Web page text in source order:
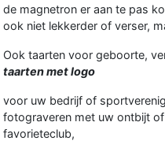
de magnetron er aan te pas
ook niet lekkerder of verser,
Ook taarten voor geboorte,
taarten met logo
voor uw bedrijf of
fotograveren met uw ontbijt
favorieteclub,